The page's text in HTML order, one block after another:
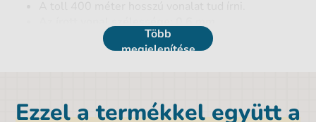
Darabszám
6 db
Több
megjelenítése
Ezzel a termékkel együtt a